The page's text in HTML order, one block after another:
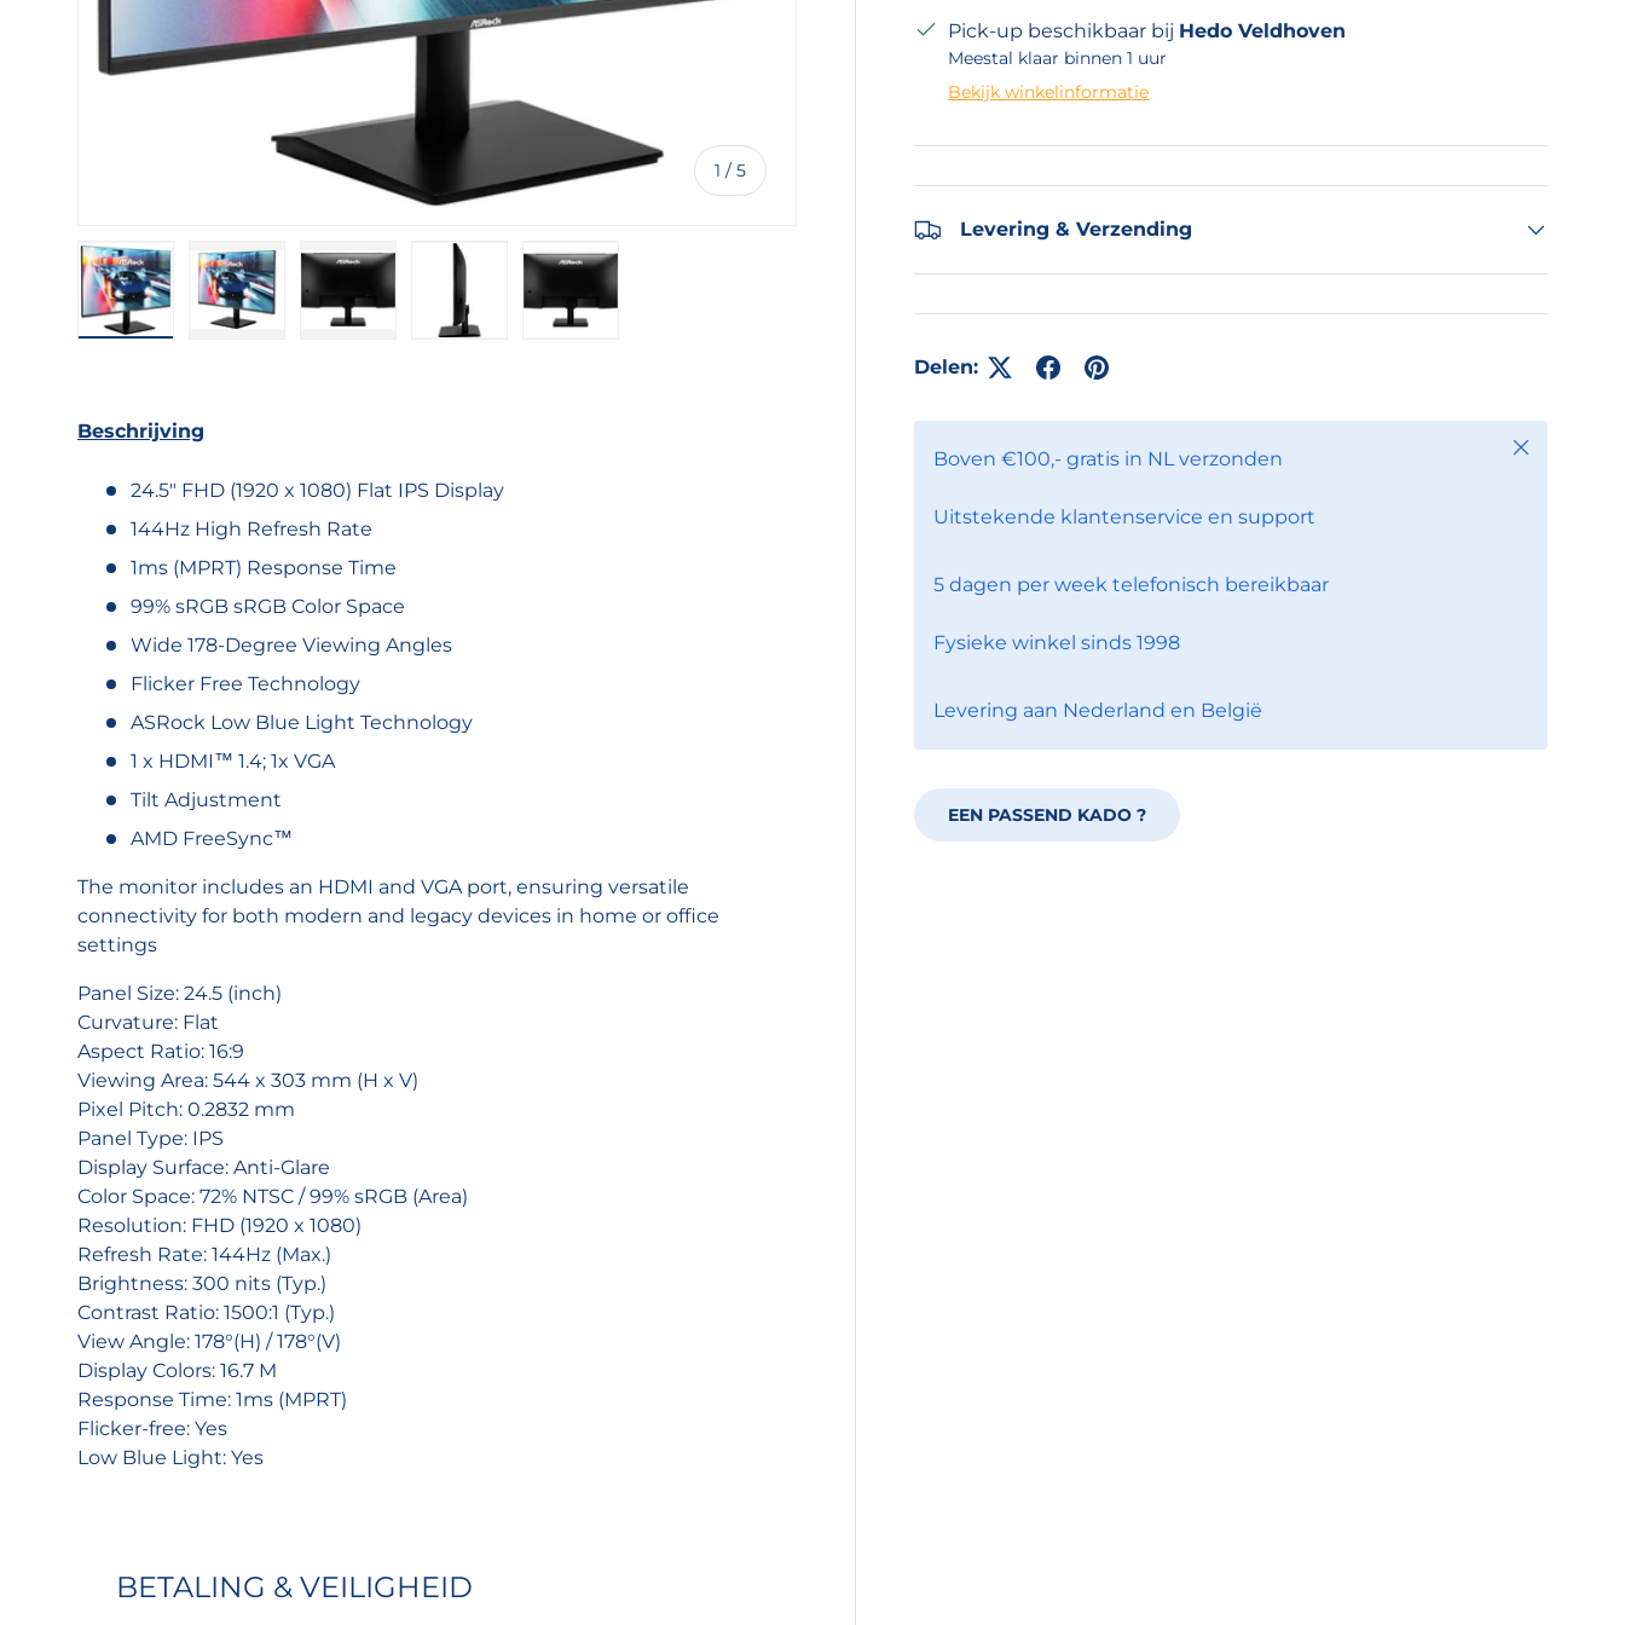
1 /van
5
Pick-up beschikbaar bij Hedo Veldhoven
Meestal klaar binnen 1 uur
Bekijk winkelinformatie
Levering & Verzending
Delen:
Boven €100,- gratis in NL verzonden
Uitstekende klantenservice en support
5 dagen per week telefonisch bereikbaar
Fysieke winkel sinds 1998
Levering aan Nederland en België
Sluiten
EEN PASSEND KADO ?
Beschrijving
24.5" FHD (1920 x 1080) Flat IPS Display
144Hz High Refresh Rate
1ms (MPRT) Response Time
99% sRGB sRGB Color Space
Wide 178-Degree Viewing Angles
Flicker Free Technology
ASRock Low Blue Light Technology
1 x HDMI™ 1.4; 1x VGA
Tilt Adjustment
AMD FreeSync™
The monitor includes an HDMI and VGA port, ensuring versatile
connectivity for both modern and legacy devices in home or office
settings
Panel Size: 24.5 (inch)
Curvature: Flat
Aspect Ratio: 16:9
Viewing Area: 544 x 303 mm (H x V)
Pixel Pitch: 0.2832 mm
Panel Type: IPS
Display Surface: Anti-Glare
Color Space: 72% NTSC / 99% sRGB (Area)
Resolution: FHD (1920 x 1080)
Refresh Rate: 144Hz (Max.)
Brightness: 300 nits (Typ.)
Contrast Ratio: 1500:1 (Typ.)
View Angle: 178°(H) / 178°(V)
Display Colors: 16.7 M
Response Time: 1ms (MPRT)
Flicker-free: Yes
Low Blue Light: Yes
BETALING & VEILIGHEID